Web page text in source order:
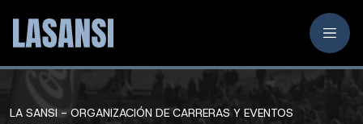
LA SANSI - ORGANIZACIÓN DE CARRERAS Y EVENTOS